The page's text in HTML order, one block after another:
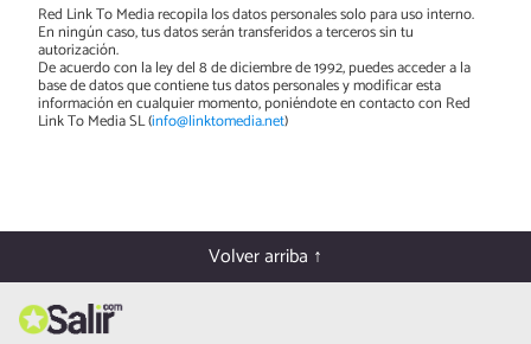
Red Link To Media recopila los datos personales solo para uso interno.
En ningún caso, tus datos serán transferidos a terceros sin tu
autorización.
De acuerdo con la ley del 8 de diciembre de 1992, puedes acceder a la
base de datos que contiene tus datos personales y modificar esta
información en cualquier momento, poniéndote en contacto con Red
Link To Media SL (info@linktomedia.net)
Volver arriba ↑